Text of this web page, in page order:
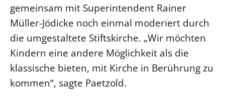
gemeinsam mit Superintendent Rainer
Müller-Jödicke noch einmal moderiert durch
die umgestaltete Stiftskirche. „Wir möchten
Kindern eine andere Möglichkeit als die
klassische bieten, mit Kirche in Berührung zu
kommen“, sagte Paetzold.
Fundraising
IT-Service
Corporate Design
Interventionsplan
Jahresgespräche